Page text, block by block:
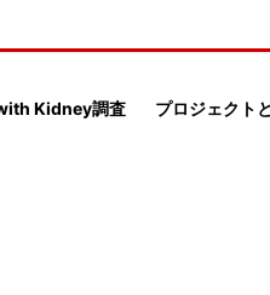
Kidney調査 プロジェクト